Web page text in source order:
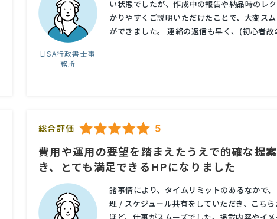
LISA行政書士事
務所
い状態でしたが、作成中の報告や納品時のレ
かりやすくご説明いただけたことで、大変ス
ができました。 連絡の返信も早く、(初心者故
総合評価 5
費用や運用の要望を踏まえたうえで的確な提
き、とても満足できるHPになりました
諸事情により、タイムリミットのあるなかで
理 / スケジュール共有をしていただき、こち